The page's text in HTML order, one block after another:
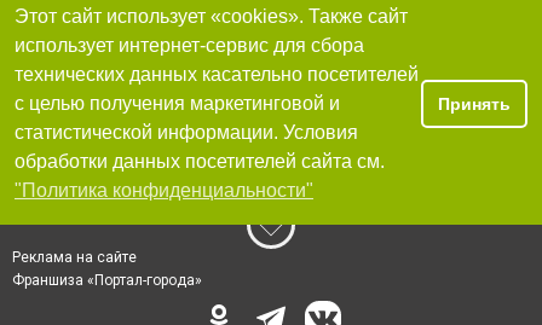
Этот сайт использует «cookies». Также сайт
использует интернет-сервис для сбора
технических данных касательно посетителей
с целью получения маркетинговой и
статистической информации. Условия
обработки данных посетителей сайта см.
"Политика конфиденциальности"
Принять
Реклама на сайте
Франшиза «Портал-города»